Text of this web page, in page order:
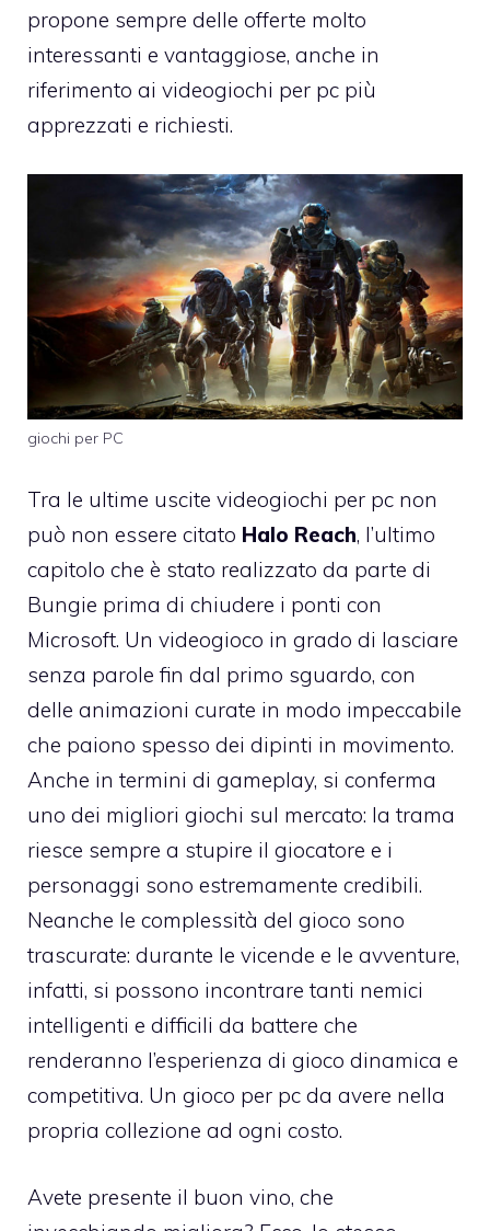
propone sempre delle offerte molto
interessanti e vantaggiose, anche in
riferimento ai videogiochi per pc più
apprezzati e richiesti.
giochi per PC
Tra le ultime uscite videogiochi per pc non
può non essere citato Halo Reach, l’ultimo
capitolo che è stato realizzato da parte di
Bungie prima di chiudere i ponti con
Microsoft. Un videogioco in grado di lasciare
senza parole fin dal primo sguardo, con
delle animazioni curate in modo impeccabile
che paiono spesso dei dipinti in movimento.
Anche in termini di gameplay, si conferma
uno dei migliori giochi sul mercato: la trama
riesce sempre a stupire il giocatore e i
personaggi sono estremamente credibili.
Neanche le complessità del gioco sono
trascurate: durante le vicende e le avventure,
infatti, si possono incontrare tanti nemici
intelligenti e difficili da battere che
renderanno l’esperienza di gioco dinamica e
competitiva. Un gioco per pc da avere nella
propria collezione ad ogni costo.
Avete presente il buon vino, che